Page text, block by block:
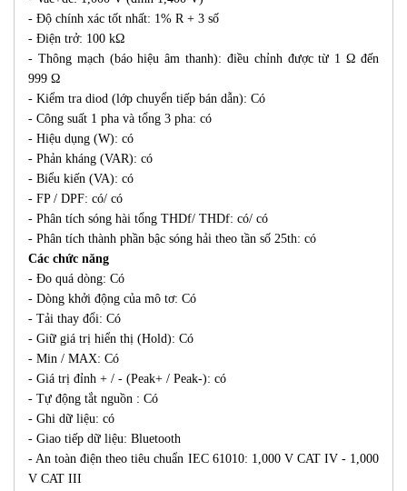
- Độ chính xác tốt nhất: 1% R + 3 số
- Điện trở: 100 kΩ
- Thông mạch (báo hiệu âm thanh): điều chỉnh được từ 1 Ω đến
999 Ω
- Kiểm tra diod (lớp chuyển tiếp bán dẫn): Có
- Công suất 1 pha và tổng 3 pha: có
- Hiệu dụng (W): có
- Phản kháng (VAR): có
- Biểu kiến (VA): có
- FP / DPF: có/ có
- Phân tích sóng hài tổng THDf/ THDf: có/ có
- Phân tích thành phần bậc sóng hải theo tần số 25th: có
Các chức năng
- Đo quá dòng: Có
- Dòng khởi động của mô tơ: Có
- Tải thay đổi: Có
- Giữ giá trị hiển thị (Hold): Có
- Min / MAX: Có
- Giá trị đỉnh + / - (Peak+ / Peak-): có
- Tự động tắt nguồn : Có
- Ghi dữ liệu: có
- Giao tiếp dữ liệu: Bluetooth
- An toàn điện theo tiêu chuẩn IEC 61010: 1,000 V CAT IV - 1,000
V CAT III